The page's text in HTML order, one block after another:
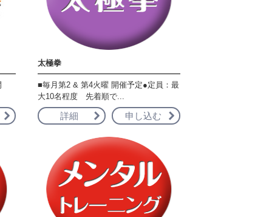
太極拳
■毎月第2 & 第4火曜 開催予定●定員：最
大10名程度 先着順で...
詳細 申し込む